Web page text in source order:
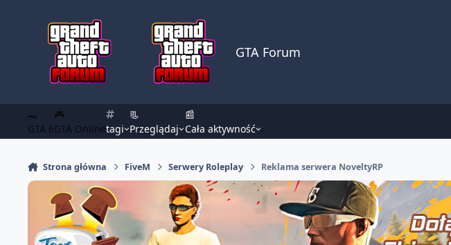
GTA Forum
🐊
GTA 6
🎮
GTA Onlinetagi
📃
Przeglądaj
📰
Cała aktywność
Strona główna FiveM Serwery Roleplay Reklama serwera NoveltyRP